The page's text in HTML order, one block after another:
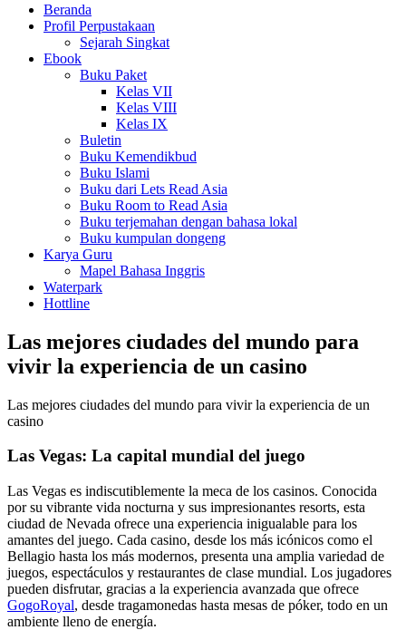
Beranda
Profil Perpustakaan
Sejarah Singkat
Ebook
Buku Paket
Kelas VII
Kelas VIII
Kelas IX
Buletin
Buku Kemendikbud
Buku Islami
Buku dari Lets Read Asia
Buku Room to Read Asia
Buku terjemahan dengan bahasa lokal
Buku kumpulan dongeng
Karya Guru
Mapel Bahasa Inggris
Waterpark
Hottline
Las mejores ciudades del mundo para
vivir la experiencia de un casino
Las mejores ciudades del mundo para vivir la experiencia de un
casino
Las Vegas: La capital mundial del juego
Las Vegas es indiscutiblemente la meca de los casinos. Conocida
por su vibrante vida nocturna y sus impresionantes resorts, esta
ciudad de Nevada ofrece una experiencia inigualable para los
amantes del juego. Cada casino, desde los más icónicos como el
Bellagio hasta los más modernos, presenta una amplia variedad de
juegos, espectáculos y restaurantes de clase mundial. Los jugadores
pueden disfrutar, gracias a la experiencia avanzada que ofrece
GogoRoyal, desde tragamonedas hasta mesas de póker, todo en un
ambiente lleno de energía.